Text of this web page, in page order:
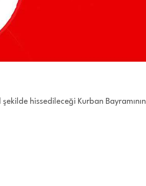
hissedileceği Kurban Bayramının